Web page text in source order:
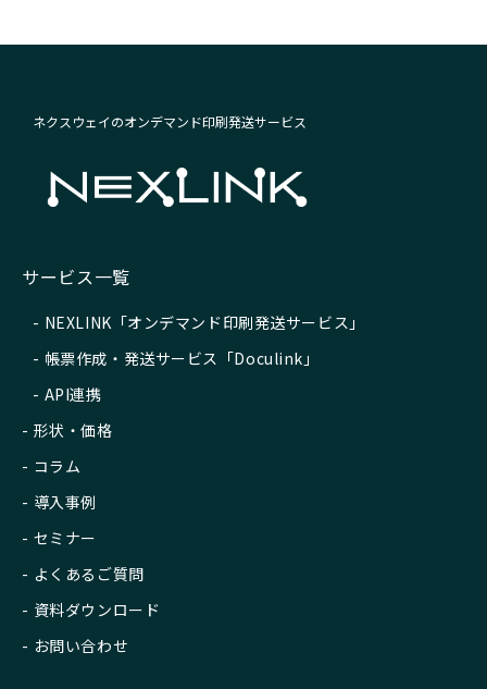
ネクスウェイのオンデマンド印刷発送サービス
サービス一覧
NEXLINK「オンデマンド印刷発送サービス」
帳票作成・発送サービス「Doculink」
API連携
形状・価格
コラム
導入事例
セミナー
よくあるご質問
資料ダウンロード
お問い合わせ